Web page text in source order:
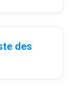
des